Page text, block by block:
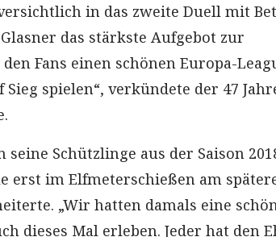
in das zweite Duell mit
das stärkste Aufgebot zur
Fans einen schönen Europa-
spielen“, verkündete der 47
Schützlinge aus der Saison
erst im Elfmeterschießen am
„Wir hatten damals eine
dieses Mal erleben. Jeder hat den